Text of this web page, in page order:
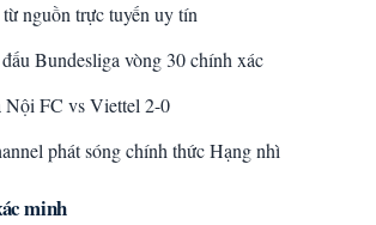
nguồn trực tuyến uy tín
Bundesliga vòng 30 chính xác
Nội FC vs Viettel 2-0
phát sóng chính thức Hạng nhì
minh